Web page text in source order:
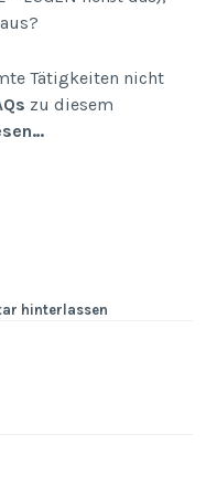
Tätigkeiten nicht
zu diesem
hinterlassen